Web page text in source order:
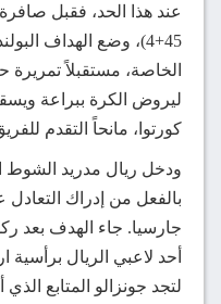
عند هذا الحد، فقبل
45+4)، وضع الهداف
الخاصة، مستقبلاً تمريرة
ليروض الكرة ببراعة
كورتوا، مانحاً التقدم
ودخل ريال مدريد الشوط
بالفعل من إدراك
جارسيا. جاء الهدف بعد
أحد لاعبي الريال
لتجد جونزالو المتابع